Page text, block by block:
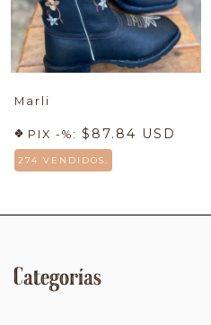
Marli
PIX -%: $87.84 USD
274 VENDIDOS.
Categorías